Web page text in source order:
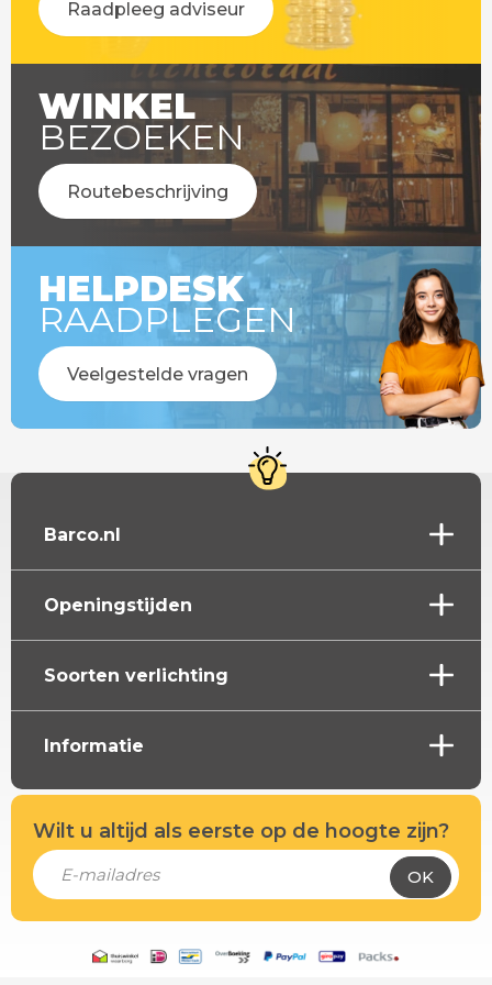
Raadpleeg adviseur
WINKEL
BEZOEKEN
Routebeschrijving
HELPDESK
RAADPLEGEN
Veelgestelde vragen
Barco.nl
Openingstijden
Soorten verlichting
Informatie
Wilt u altijd als eerste op de hoogte zijn?
OK